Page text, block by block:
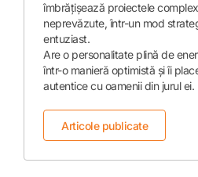
îmbrățișează proiectele
neprevăzute, într-un mod
entuziast.
Are o personalitate plină de
într-o manieră optimistă și îi
autentice cu oamenii din jurul ei.
Articole publicate